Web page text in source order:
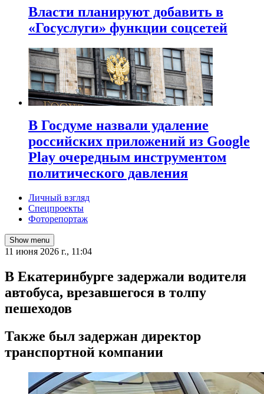
Власти планируют добавить в
«Госуслуги» функции соцсетей
В Госдуме назвали удаление
российских приложений из Google
Play очередным инструментом
политического давления
Личный взгляд
Спецпроекты
Фоторепортаж
Show menu
11 июня 2026 г., 11:04
В Екатеринбурге задержали водителя
автобуса, врезавшегося в толпу
пешеходов
Также был задержан директор
транспортной компании